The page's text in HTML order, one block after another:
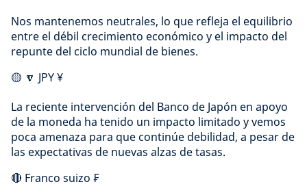
Nos mantenemos neutrales, lo que refleja el equilibrio
entre el débil crecimiento económico y el impacto del
repunte del ciclo mundial de bienes.
🟡 🔽 JPY ¥
La reciente intervención del Banco de Japón en apoyo
de la moneda ha tenido un impacto limitado y vemos
poca amenaza para que continúe debilidad, a pesar de
las expectativas de nuevas alzas de tasas.
🔴 Franco suizo ₣